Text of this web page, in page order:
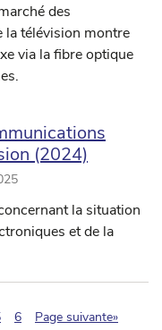
des
la télévision montre
via la fibre optique
(2024)
la situation
et de la
6 Page suivante»